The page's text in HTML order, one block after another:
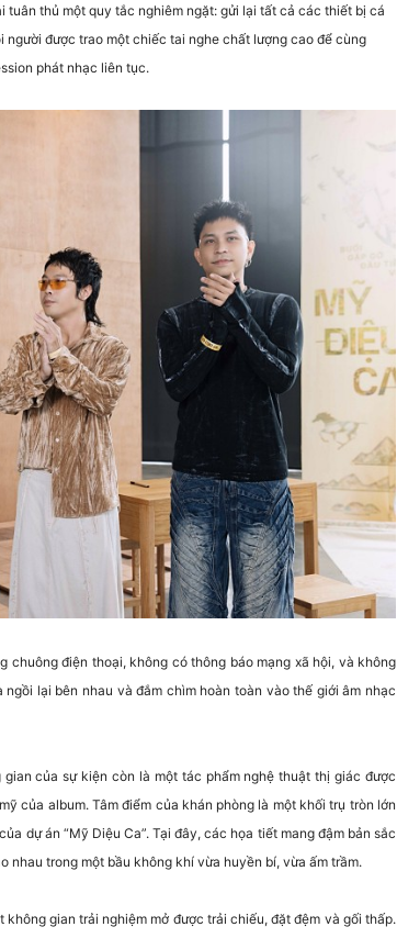
tuân thủ một quy tắc nghiêm ngặt: gửi lại tất cả các thiết bị cá
người được trao một chiếc tai nghe chất lượng cao để cùng
phát nhạc liên tục.
điện thoại, không có thông báo mạng xã hội, và không
lại bên nhau và đắm chìm hoàn toàn vào thế giới âm nhạc
của sự kiện còn là một tác phẩm nghệ thuật thị giác được
của album. Tâm điểm của khán phòng là một khối trụ tròn lớn
dự án “Mỹ Diệu Ca”. Tại đây, các họa tiết mang đậm bản sắc
nhau trong một bầu không khí vừa huyền bí, vừa ấm trầm.
gian trải nghiệm mở được trải chiếu, đặt đệm và gối thấp.